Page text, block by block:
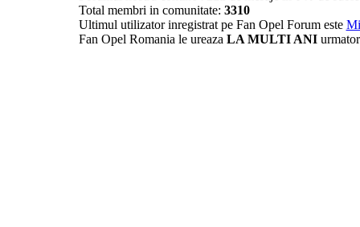
Total membri in comunitate: 3310
Ultimul utilizator inregistrat pe Fan Opel Forum este
Fan Opel Romania le ureaza LA MULTI ANI